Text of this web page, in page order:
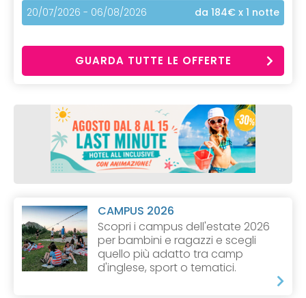
20/07/2026 - 06/08/2026
da 184€ x 1 notte
GUARDA TUTTE LE OFFERTE
CAMPUS 2026
Scopri i campus dell'estate 2026
per bambini e ragazzi e scegli
quello più adatto tra camp
d'inglese, sport o tematici.